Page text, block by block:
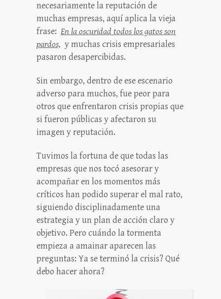
necesariamente la reputación de
muchas empresas, aquí aplica la vieja
frase: En la oscuridad todos los gatos son
pardos, y muchas crisis empresariales
pasaron desapercibidas.
Sin embargo, dentro de ese escenario
adverso para muchos, fue peor para
otros que enfrentaron crisis propias que
si fueron públicas y afectaron su
imagen y reputación.
Tuvimos la fortuna de que todas las
empresas que nos tocó asesorar y
acompañar en los momentos más
críticos han podido superar el mal rato,
siguiendo disciplinadamente una
estrategia y un plan de acción claro y
objetivo. Pero cuándo la tormenta
empieza a amainar aparecen las
preguntas: Ya se terminó la crisis? Qué
debo hacer ahora?